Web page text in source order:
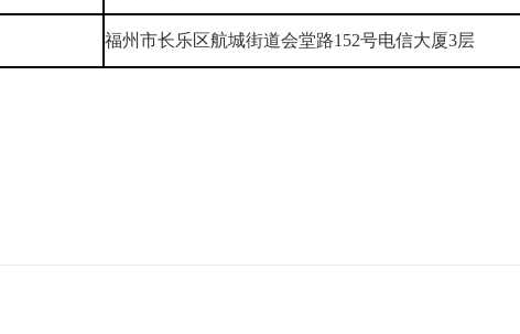
福州市长乐区航城街道会堂路152号电信大厦3层